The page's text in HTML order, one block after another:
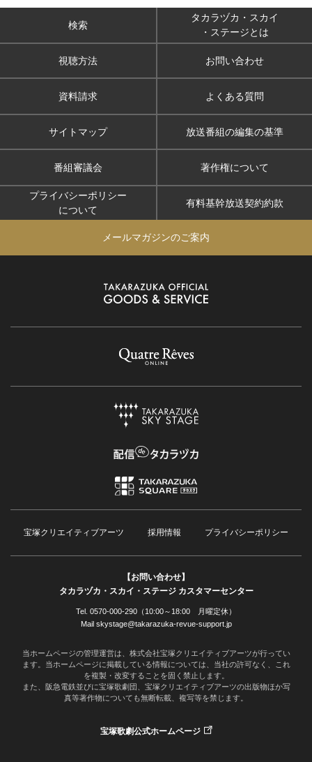
検索
タカラヅカ・スカイ
・ステージとは
視聴方法 お問い合わせ
資料請求 よくある質問
サイトマップ 放送番組の編集の基準
番組審議会 著作権について
プライバシーポリシー
について
有料基幹放送契約約款
メールマガジンのご案内
宝塚クリエイティブアーツ 採用情報 プライバシーポリシー
【お問い合わせ】
タカラヅカ・スカイ・ステージ カスタマーセンター
Tel. 0570-000-290（10:00～18:00 月曜定休）
Mail skystage@takarazuka-revue-support.jp
当ホームページの管理運営は、株式会社宝塚クリエイティブアーツが行ってい
ます。当ホームページに掲載している情報については、当社の許可なく、これ
を複製・改変することを固く禁止します。
また、阪急電鉄並びに宝塚歌劇団、宝塚クリエイティブアーツの出版物ほか写
真等著作物についても無断転載、複写等を禁じます。
宝塚歌劇公式ホームページ